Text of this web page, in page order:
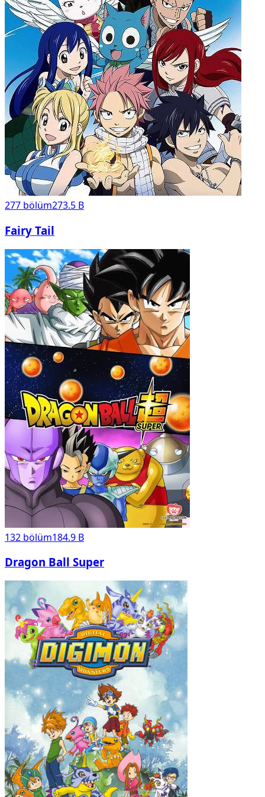
277 bölüm273.5 B
Fairy Tail
132 bölüm184.9 B
Dragon Ball Super